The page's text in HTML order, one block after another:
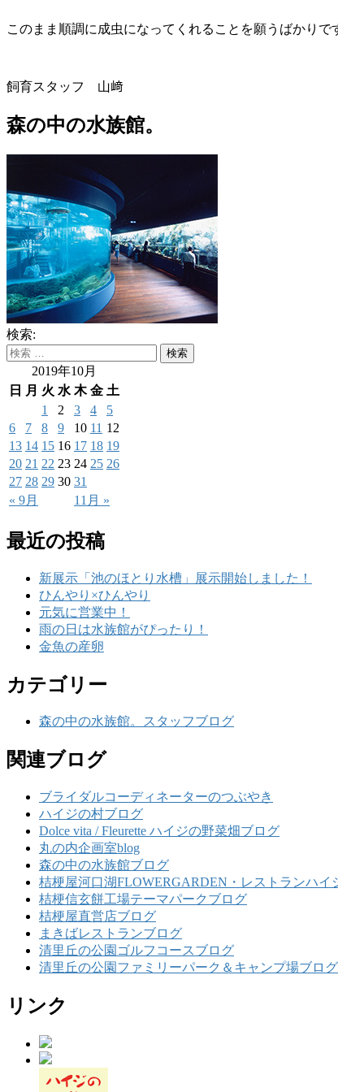
このまま順調に成虫になってくれることを願うばかりで
飼育スタッフ 山﨑
森の中の水族館。
検索:
2019年10月
日
月 火 水 木 金 土
« 9月 11月 »
1 2 3 4
5
6
7 8 9 10 11 12
13 14 15 16 17 18 19
20 21 22 23 24 25 26
27 28 29 30 31
最近の投稿
新展示「池のほとり水槽」展示開始しました！
ひんやり×ひんやり
元気に営業中！
雨の日は水族館がぴったり！
金魚の産卵
カテゴリー
森の中の水族館。スタッフブログ
関連ブログ
ブライダルコーディネーターのつぶやき
ハイジの村ブログ
Dolce vita / Fleurette ハイジの野菜畑ブログ
丸の内企画室blog
森の中の水族館ブログ
桔梗屋河口湖FLOWERGARDEN・レストランハイ
桔梗信玄餅工場テーマパークブログ
桔梗屋直営店ブログ
まきばレストランブログ
清里丘の公園ゴルフコースブログ
清里丘の公園ファミリーパーク＆キャンプ場ブログ
リンク